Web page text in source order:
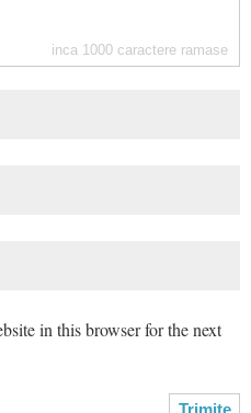
inca 1000 caractere ramase
in this browser for the next